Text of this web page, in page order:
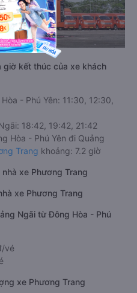
giờ kết thúc của xe khách
- Phú Yên: 11:30, 12:30,
18:42, 19:42, 21:42
Hòa - Phú Yên đi Quảng
Trang khoảng: 7.2 giờ
xe Phương Trang
xe Phương Trang
Ngãi từ Đông Hòa - Phú
vé
xe Phương Trang